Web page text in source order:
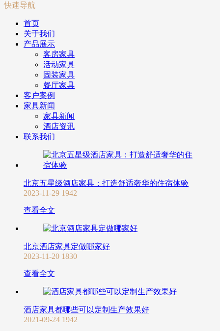
快速导航
首页
关于我们
产品展示
客房家具
活动家具
固装家具
餐厅家具
客户案例
家具新闻
家具新闻
酒店资讯
联系我们
北京五星级酒店家具：打造舒适奢华的住宿体验
2023-11-29 1942
查看全文
北京酒店家具定做哪家好
2023-11-20 1830
查看全文
酒店家具都哪些可以定制生产效果好
2021-09-24 1942